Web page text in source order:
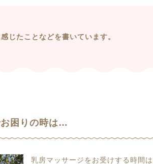
じたことなどを書いています。
困りの時は…
乳房マッサージをお受けする時間